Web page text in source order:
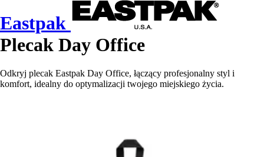
Eastpak
Plecak Day Office
Odkryj plecak Eastpak Day Office, łączący profesjonalny styl i
komfort, idealny do optymalizacji twojego miejskiego życia.